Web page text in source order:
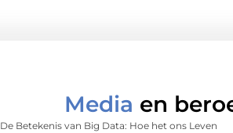
Media en
De Betekenis van Big Data: Hoe het ons Leven